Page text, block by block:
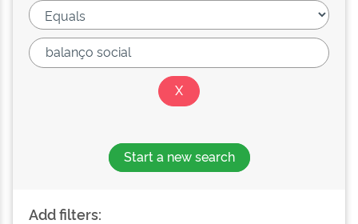
Start a new search
Add filters: